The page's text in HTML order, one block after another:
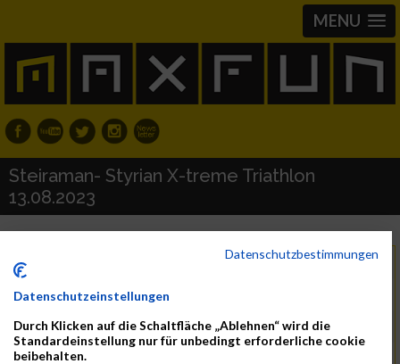
MENU
Steiraman- Styrian X-treme Triathlon
13.08.2023
Sonntag, 13. August 2023
Region 8720 St. Margarethen bei Knittelfeld
Land Österreich
Datenschutzbestimmungen
Datenschutzeinstellungen
Durch Klicken auf die Schaltfläche „Ablehnen“ wird die
Standardeinstellung nur für unbedingt erforderliche cookie
beibehalten.